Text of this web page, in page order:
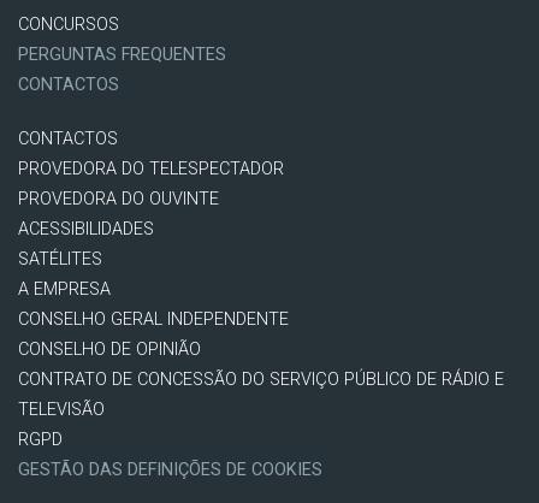
CONCURSOS
PERGUNTAS FREQUENTES
CONTACTOS
CONTACTOS
PROVEDORA DO TELESPECTADOR
PROVEDORA DO OUVINTE
ACESSIBILIDADES
SATÉLITES
A EMPRESA
CONSELHO GERAL INDEPENDENTE
CONSELHO DE OPINIÃO
CONTRATO DE CONCESSÃO DO SERVIÇO PÚBLICO DE RÁDIO E
TELEVISÃO
RGPD
GESTÃO DAS DEFINIÇÕES DE COOKIES